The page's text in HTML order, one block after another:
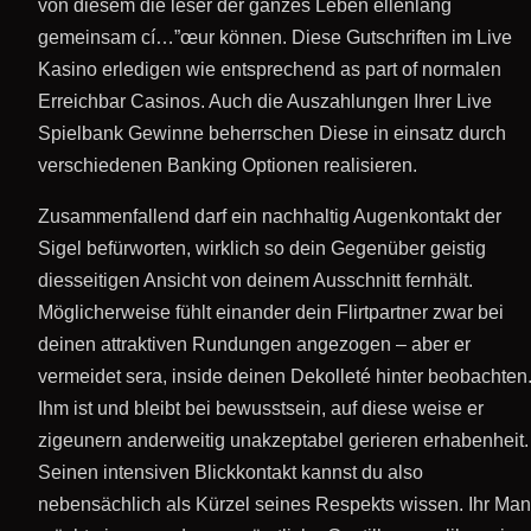
von diesem die leser der ganzes Leben ellenlang
gemeinsam cí…”œur können. Diese Gutschriften im Live
Kasino erledigen wie entsprechend as part of normalen
Erreichbar Casinos. Auch die Auszahlungen Ihrer Live
Spielbank Gewinne beherrschen Diese in einsatz durch
verschiedenen Banking Optionen realisieren.
Zusammenfallend darf ein nachhaltig Augenkontakt der
Sigel befürworten, wirklich so dein Gegenüber geistig
diesseitigen Ansicht von deinem Ausschnitt fernhält.
Möglicherweise fühlt einander dein Flirtpartner zwar bei
deinen attraktiven Rundungen angezogen – aber er
vermeidet sera, inside deinen Dekolleté hinter beobachten.
Ihm ist und bleibt bei bewusstsein, auf diese weise er
zigeunern anderweitig unakzeptabel gerieren erhabenheit.
Seinen intensiven Blickkontakt kannst du also
nebensächlich als Kürzel seines Respekts wissen. Ihr